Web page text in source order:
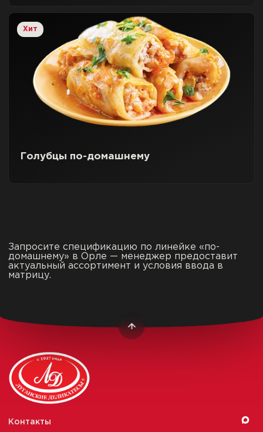
Хит
Голубцы по-домашнему
Запросите спецификацию по линейке «по-
домашнему» в Орле — менеджер предоставит
актуальный ассортимент и условия ввода в
матрицу.
Контакты